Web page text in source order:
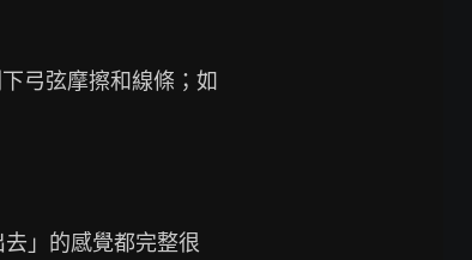
弓弦摩擦和線條；如
」的感覺都完整很